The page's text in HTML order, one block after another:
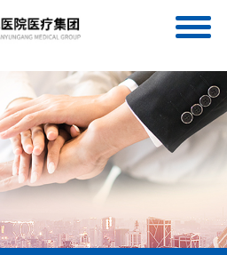
连一医医疗集团服务号